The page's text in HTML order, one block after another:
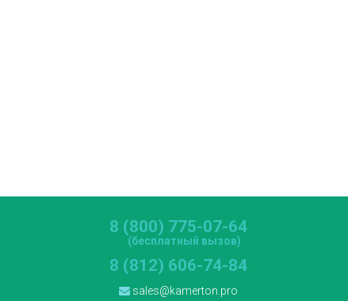
8 (800) 775-07-64
(бесплатный вызов)
8 (812) 606-74-84
sales@kamerton.pro